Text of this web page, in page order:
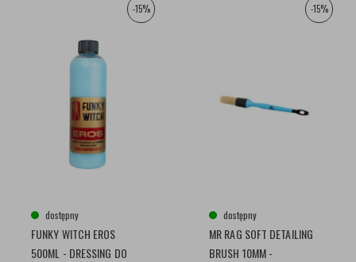
-15%
dostępny
FUNKY WITCH EROS
500ML - DRESSING DO
-15%
dostępny
MR RAG SOFT DETAILING
BRUSH 10MM -